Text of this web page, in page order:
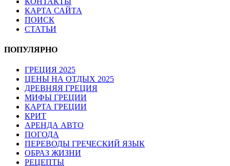
КАРТА САЙТА
ПОИСК
СТАТЬИ
ПОПУЛЯРНО
ГРЕЦИЯ 2025
ЦЕНЫ НА ОТДЫХ 2025
ДРЕВНЯЯ ГРЕЦИЯ
МИФЫ ГРЕЦИИ
КАРТА ГРЕЦИИ
КРИТ
АРЕНДА АВТО
ПОГОДА
ПЕРЕВОДЫ ГРЕЧЕСКИЙ ЯЗЫК
ОБРАЗ ЖИЗНИ
РЕЦЕПТЫ